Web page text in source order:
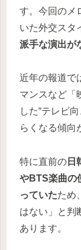
す。今回のメ
いた外交スタ
派手な演出が
近年の報道で
マンスなど「
した“テレビ
らくなる傾向
特に直前の 日
やBTS楽曲の
っていたため
はない」と判
あります。